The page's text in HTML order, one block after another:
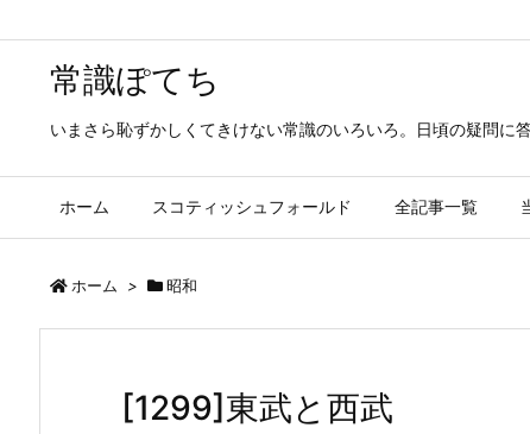
常識ぽてち
いまさら恥ずかしくてきけない常識のいろいろ。日頃の疑問に
ホーム スコティッシュフォールド 全記事一覧
ホーム > 昭和
[1299]東武と西武